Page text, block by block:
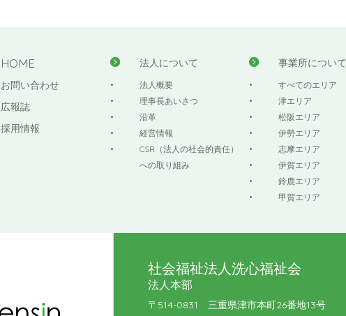
HOME
お問い合わせ
広報誌
採用情報
法人について
法人概要
理事長あいさつ
沿革
経営情報
CSR（法人の社会的責任）
への取り組み
事業所について
すべてのエリア
津エリア
松阪エリア
伊勢エリア
志摩エリア
伊賀エリア
鈴鹿エリア
甲賀エリア
社会福祉法人洗心福祉会
法人本部
〒514-0831 三重県津市本町26番地13号